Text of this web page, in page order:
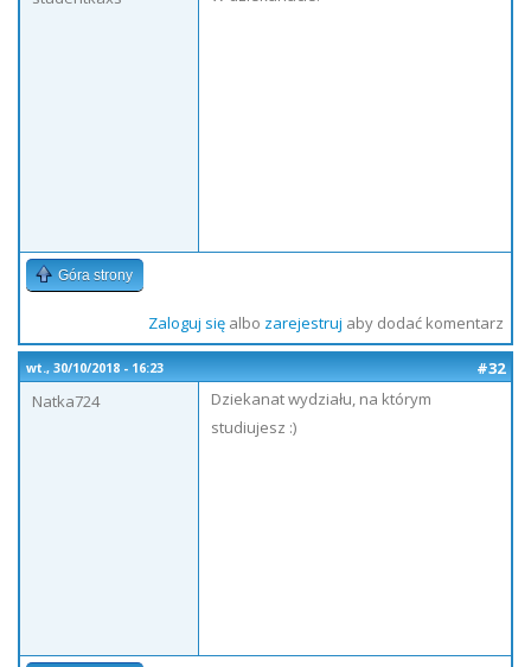
Góra strony
Zaloguj sięalbo zarejestruj aby dodać komentarz
wt., 30/10/2018 - 16:23
#32
Natka724
Dziekanat wydziału, na którym
studiujesz :)